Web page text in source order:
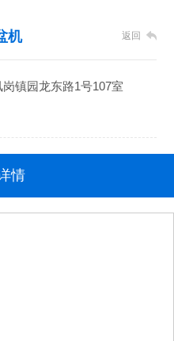
机 返回
镇园龙东路1号107室
情